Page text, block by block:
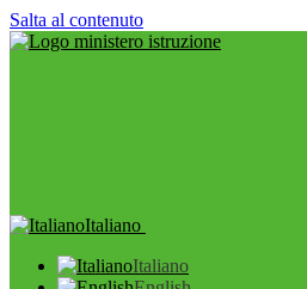
Salta al contenuto
Italiano
Italiano